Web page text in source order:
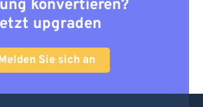
konvertieren?
upgraden
Sie sich an